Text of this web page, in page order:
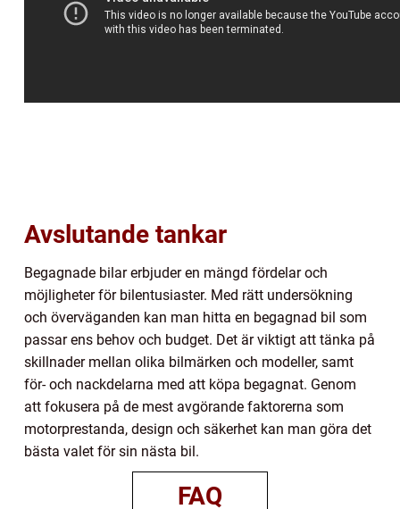
Avslutande tankar
Begagnade bilar erbjuder en mängd fördelar och
möjligheter för bilentusiaster. Med rätt undersökning
och överväganden kan man hitta en begagnad bil som
passar ens behov och budget. Det är viktigt att tänka på
skillnader mellan olika bilmärken och modeller, samt
för- och nackdelarna med att köpa begagnat. Genom
att fokusera på de mest avgörande faktorerna som
motorprestanda, design och säkerhet kan man göra det
bästa valet för sin nästa bil.
FAQ